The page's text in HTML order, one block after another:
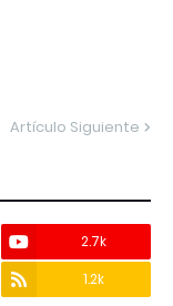
Artículo Siguiente
2.7k
1.2k